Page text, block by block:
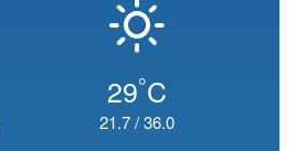
29°C
21.7/36.0